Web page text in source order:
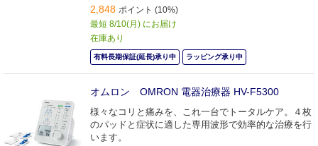
2,848 ポイント (10%)
最短 8/10(月) にお届け
在庫あり
有料長期保証(延長)承り中 ラッピング承り中
オムロン OMRON 電器治療器 HV-F5300
様々なコリと痛みを、これ一台でトータルケア。４枚
のパッドと症状に適した専用波形で効率的な治療を行
います。